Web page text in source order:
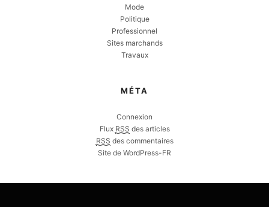
Mode
Politique
Professionnel
Sites marchands
Travaux
MÉTA
Connexion
Flux RSS des articles
RSS des commentaires
Site de WordPress-FR